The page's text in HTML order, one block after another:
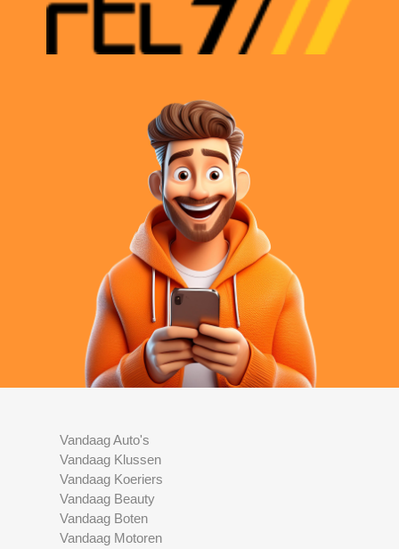
Vandaag Auto's
Vandaag Klussen
Vandaag Koeriers
Vandaag Beauty
Vandaag Boten
Vandaag Motoren